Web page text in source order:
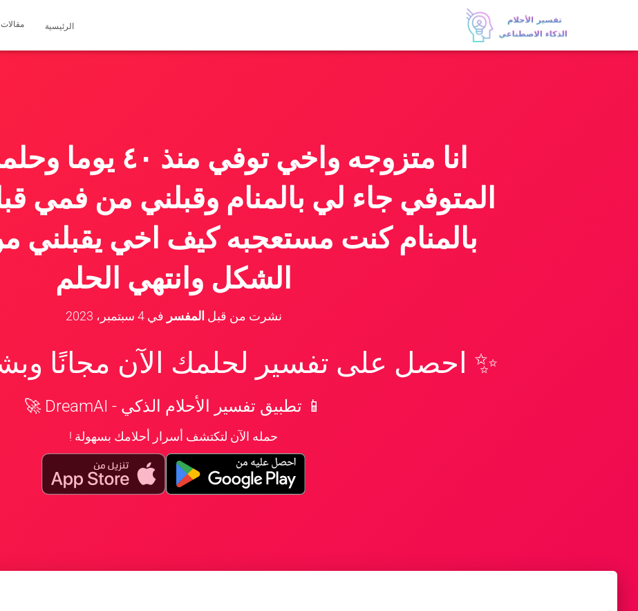
الرئيسية مقالات
انا متزوجه واخي
المتوفي جاء لي بالمنام وقبلني من فمي
بالمنام كنت مستعجبه كيف اخي يقبلني
الشكل وانتهي الحلم
نشرت من قبل المفسر في4 سبتمبر، 2023
✨ احصل على تفسير لحلمك الآن مجانًا
📱 تطبيق تفسير الأحلام الذكي - DreamAI 🚀
حمله الآن لتكتشف أسرار أحلامك بسهولة !